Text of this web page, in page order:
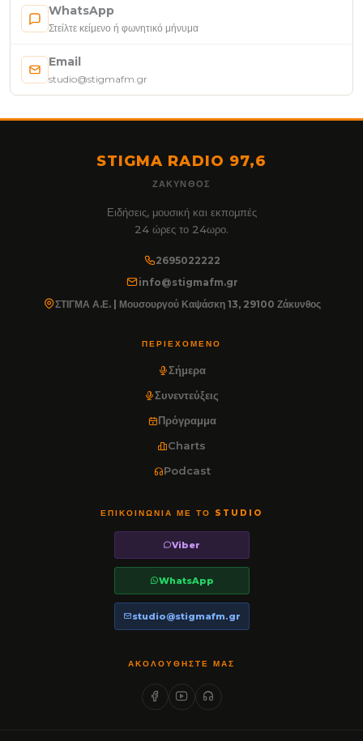
WhatsApp
Στείλτε κείμενο ή φωνητικό μήνυμα
Email
studio@stigmafm.gr
STIGMA RADIO 97,6
ΖΆΚΥΝΘΟΣ
Ειδήσεις, μουσική και εκπομπές
24 ώρες το 24ωρο.
2695022222
info@stigmafm.gr
ΣΤΙΓΜΑ Α.Ε. | Μουσουργού Καψάσκη 13, 29100 Ζάκυνθος
ΠΕΡΙΕΧΌΜΕΝΟ
Σήμερα
Συνεντεύξεις
Πρόγραμμα
Charts
Podcast
ΕΠΙΚΟΙΝΩΝΊΑ ΜΕ ΤΟ STUDIO
Viber
WhatsApp
studio@stigmafm.gr
ΑΚΟΛΟΥΘΉΣΤΕ ΜΑΣ